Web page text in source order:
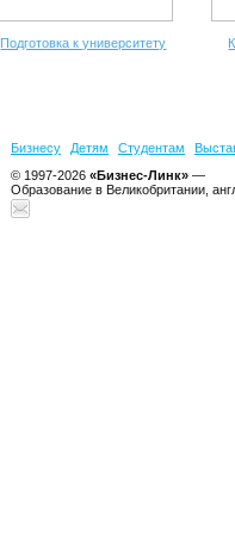
Подготовка к университету
Бизнесу Детям Студентам
© 1997-2026 «Бизнес-Линк» —
Образование в Великобритании,